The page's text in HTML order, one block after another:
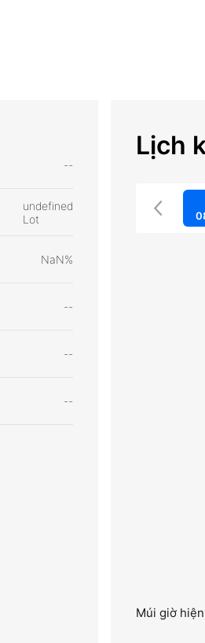
--
undefined
Lot
NaN%
--
--
--
Lịch
Múi giờ